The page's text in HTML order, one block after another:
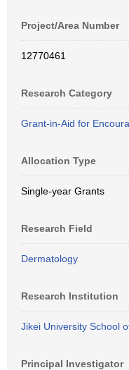
Project/Area Number
12770461
Research Category
Grant-in-Aid for
Allocation Type
Single-year Grants
Research Field
Dermatology
Research Institution
Jikei University School
Principal Investigator